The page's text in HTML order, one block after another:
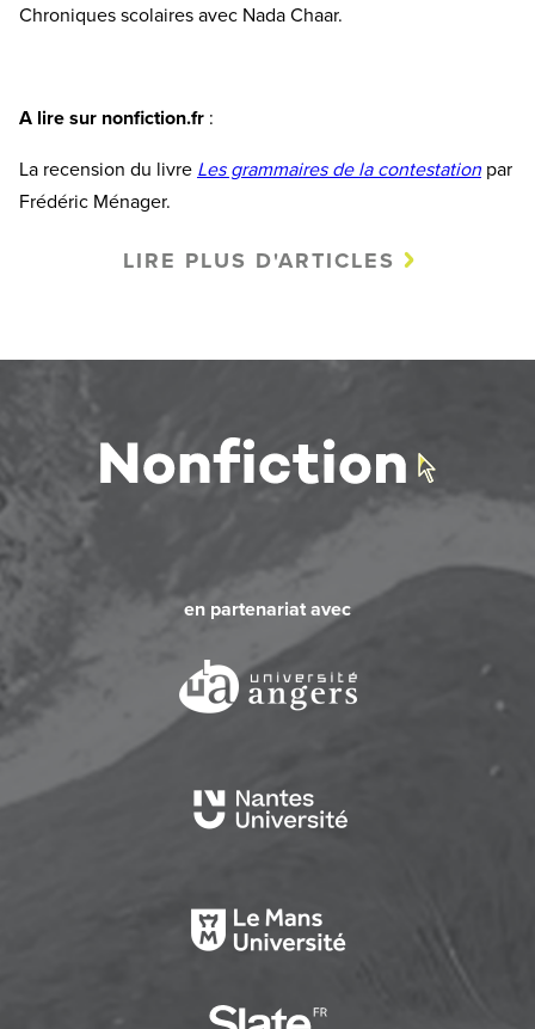
Chroniques scolaires avec Nada Chaar.
A lire sur nonfiction.fr :
La recension du livre Les grammaires de la contestation par
Frédéric Ménager.
LIRE PLUS D'ARTICLES
en partenariat avec